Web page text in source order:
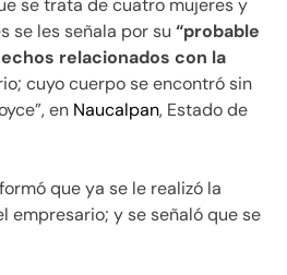
se trata de cuatro mujeres y
se les señala por su “probable
relacionados con la
cuyo cuerpo se encontró sin
en Naucalpan, Estado de
que ya se le realizó la
empresario; y se señaló que se